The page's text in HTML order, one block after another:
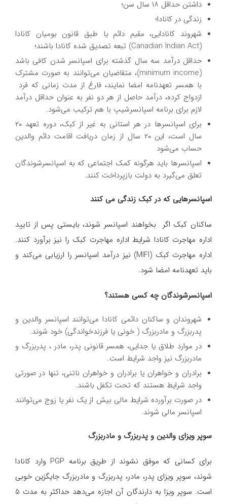
داشتن حداقل ۱۸ سال سن؛
زندگی در کانادا؛
شهروند کانادایی، مقیم دائم یا طبق قانون بومیان کانادا
(Canadian Indian Act) تبعه تصدیق شده کانادا باشند؛
حداقل درآمد سه سال گذشته برای اسپانسر شدن کافی باشد
(minimum income)، متقاضیان می‌توانند به صورت مشترک
با همسر تعهدنامه امضا نمایند، فارغ از مدت زمانی که فرد
ازدواج کرده، درآمد حاصل از هر دو نفر به عنوان حداقل درآمد
لازم برای برنامه اسپانسرشیپ با هم ترکیب می‌شود.
برای اسپانسرها در هر استانی به غیر از کبک، دوره تعهد ۲۰
سال است، این ۲۰ سال از زمان دریافت اقامت دائم والدین
حساب می‌شود
اسپانسرها باید هرگونه کمک اجتماعی که به اسپانسرشوندگان
تعلق می‌گیرد به دولت بازپرداخت کنند.
اسپانسرهایی که در کبک زندگی می کنند
ساکنان کبک اگر بخواهند اسپانسر شوند، بایستی پس از تایید
اداره مهاجرت کانادا شرایط اداره مهاجرت کبک را نیز برآورد کنند.
اداره مهاجرت کبک (MIFI) نیز درآمد اسپانسر را ارزیابی می‌کند و
باید تعهدنامه امضا شود.
اسپانسرشوندگان چه کسی هستند؟
شهروندان و ساکنان دائمی کانادا می‌توانند اسپانسر والدین و
پدربزرگ و مادربزرگ ( خونی یا فرزندخواندگی) خود شوند.
در موارد طلاق یا جدایی، همسر قانونی پدر، مادر ، پدربزرگ و
مادربزرگ نیز واجد شرایط است.
برادران و خواهران یا برادران و خواهران ناتنی، تنها در صورتی
واجد شرایط هستند که تحت تکفل باشند.
در صورت برآورده شرایط مالی بیش از یک نفر یا زوج می‌توانند
اسپانسر مالی شوند.
سوپر ویزای والدین و پدربزرگ و مادربزرگ
برای کسانی که موفق نشوند از طریق برنامه PGP وارد کانادا
شوند، سوپر ویزای پدر، مادر، پدربزرگ و مادربزرگ جایگزین خوبی
است. سوپر ویزا به دارندگان آن اجازه می‌دهد حداکثر به مدت 5